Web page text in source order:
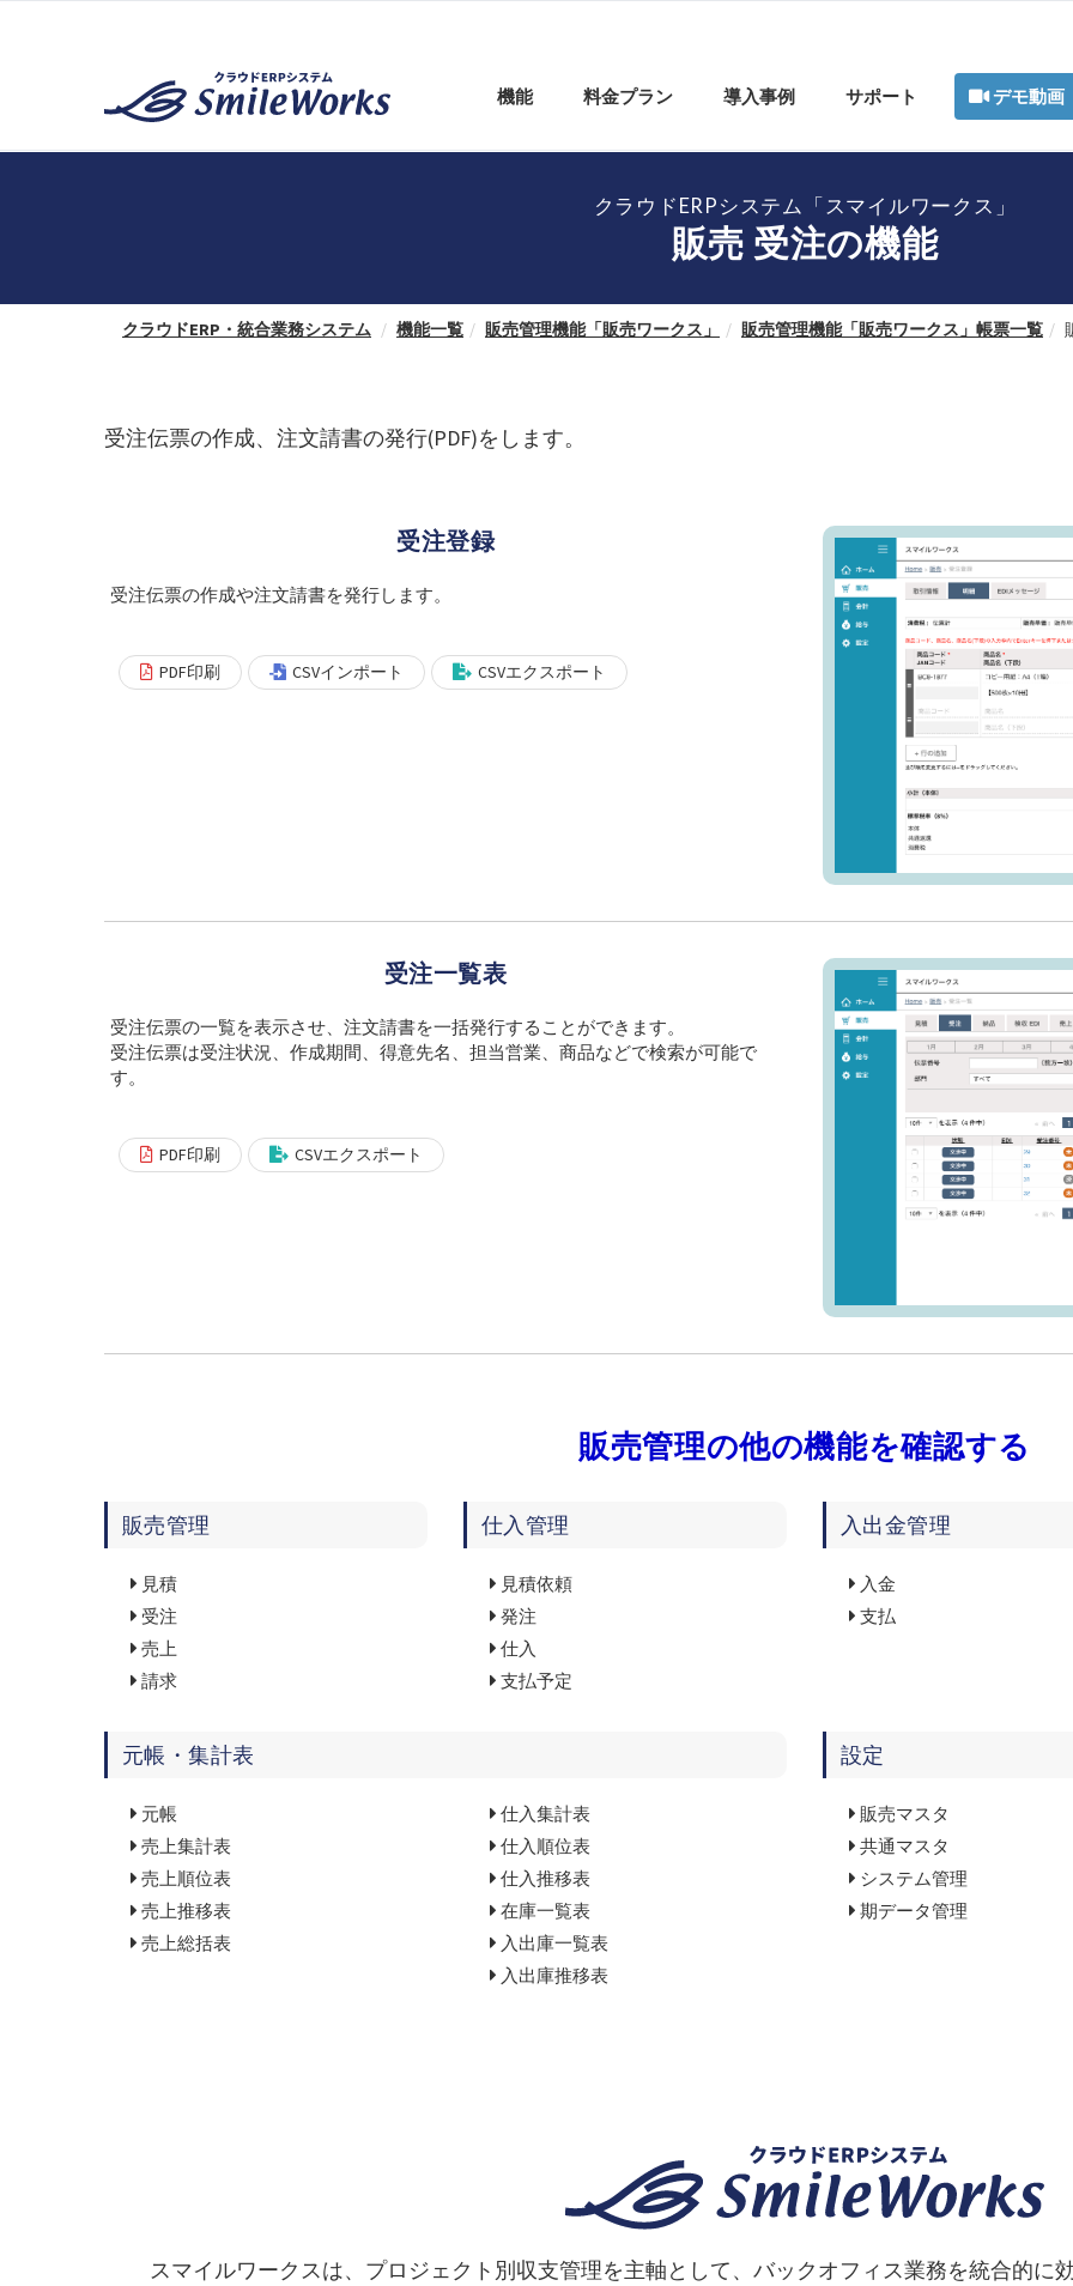
機能 料金プラン 導入事例 サポート デモ動画
クラウドERPシステム「スマイルワークス」
販売 受注の機能
クラウドERP・統合業務システム 機能一覧 販売管理機能「販売ワークス」 販売管理機能「販売ワークス」帳票一覧
受注伝票の作成、注文請書の発行(PDF)をします。
受注登録
受注伝票の作成や注文請書を発行します。
PDF印刷 CSVインポート CSVエクスポート
受注一覧表
受注伝票の一覧を表示させ、注文請書を一括発行することができます。
受注伝票は受注状況、作成期間、得意先名、担当営業、商品などで検索が可能で
す。
PDF印刷 CSVエクスポート
販売管理の他の機能を確認する
販売管理
見積
受注
売上
請求
仕入管理
見積依頼
発注
仕入
支払予定
入出金管理
入金
支払
元帳・集計表
元帳
売上集計表
売上順位表
売上推移表
売上総括表
仕入集計表
仕入順位表
仕入推移表
在庫一覧表
入出庫一覧表
入出庫推移表
設定
販売マスタ
共通マスタ
システム管理
期データ管理
スマイルワークスは、プロジェクト別収支管理を主軸として、バックオフィス業務を統合的に